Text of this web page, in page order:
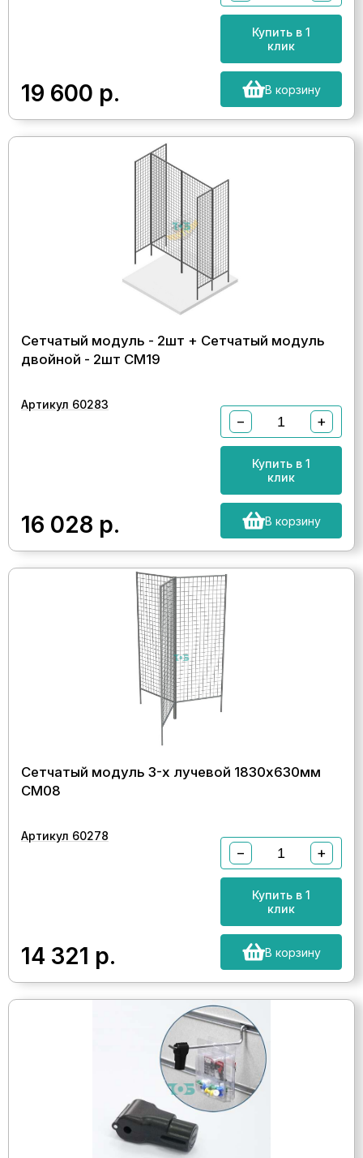
19 600 р.
Купить в 1
клик
В корзину
Сетчатый модуль - 2шт + Сетчатый модуль
двойной - 2шт СМ19
Артикул 60283
16 028 р.
− +
Купить в 1
клик
В корзину
Сетчатый модуль 3-х лучевой 1830х630мм
СМ08
Артикул 60278
14 321 р.
− +
Купить в 1
клик
В корзину